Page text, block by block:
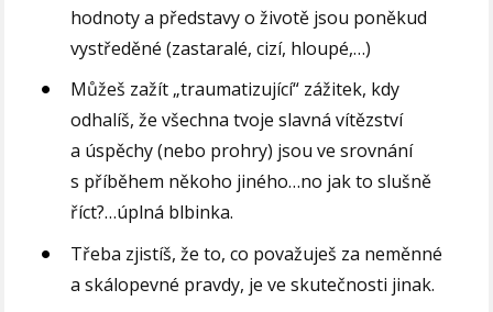
hodnoty a představy o životě jsou poněkud
vystředěné (zastaralé, cizí, hloupé,…)
Můžeš zažít „traumatizující“ zážitek, kdy
odhalíš, že všechna tvoje slavná vítězství
a úspěchy (nebo prohry) jsou ve srovnání
s příběhem někoho jiného…no jak to slušně
říct?…úplná blbinka.
Třeba zjistíš, že to, co považuješ za neměnné
a skálopevné pravdy, je ve skutečnosti jinak.